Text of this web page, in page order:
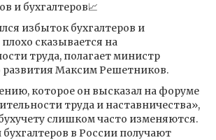
и бухгалтеров📈
избыток бухгалтеров и
сказывается на
труда, полагает министр
развития Максим Решетников.
которое он высказал на форуме
труда и наставничества»,
слишком часто изменяются.
в России получают